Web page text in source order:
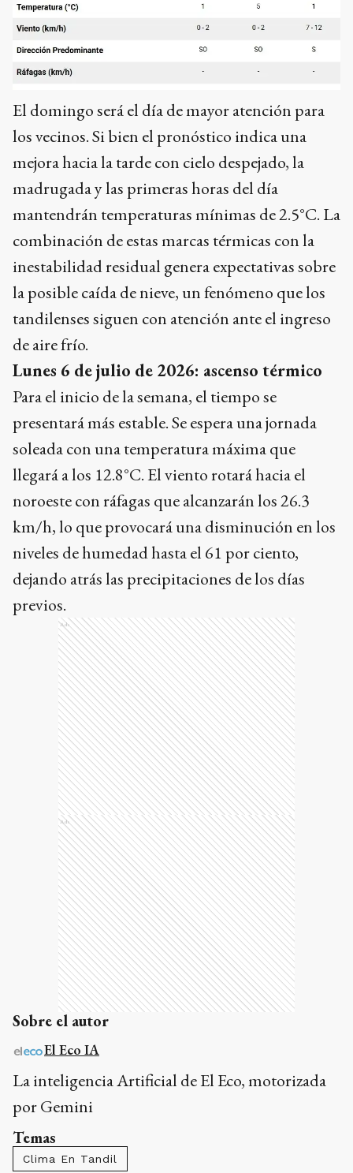
El domingo será el día de mayor atención para
los vecinos. Si bien el pronóstico indica una
mejora hacia la tarde con cielo despejado, la
madrugada y las primeras horas del día
mantendrán temperaturas mínimas de 2.5°C. La
combinación de estas marcas térmicas con la
inestabilidad residual genera expectativas sobre
la posible caída de nieve, un fenómeno que los
tandilenses siguen con atención ante el ingreso
de aire frío.
Lunes 6 de julio de 2026: ascenso térmico
Para el inicio de la semana, el tiempo se
presentará más estable. Se espera una jornada
soleada con una temperatura máxima que
llegará a los 12.8°C. El viento rotará hacia el
noroeste con ráfagas que alcanzarán los 26.3
km/h, lo que provocará una disminución en los
niveles de humedad hasta el 61 por ciento,
dejando atrás las precipitaciones de los días
previos.
Ads
Ads
Sobre el autor
El Eco IA
La inteligencia Artificial de El Eco, motorizada
por Gemini
Temas
Clima En Tandil